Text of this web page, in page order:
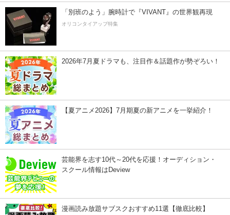
「別班のよう」腕時計で『VIVANT』の世界観再現
オリコンタイアップ特集
2026年7月夏ドラマも、注目作＆話題作が勢ぞろい！
【夏アニメ2026】7月期夏の新アニメを一挙紹介！
芸能界を志す10代～20代を応援！オーディション・
スクール情報はDeview
漫画読み放題サブスクおすすめ11選【徹底比較】